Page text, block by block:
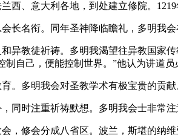
西、意大利各地，到处建立修院。1219
长名衔。同年圣神降临瞻礼，多明我
异教徒祈祷。多明我渴望往异教国家
自己，便能控制世界。”他认为讲道
。多明我会对圣教学术有极宝贵的贡献
同时注重祈祷默想。多明我会士非
，修会分成八省区。波兰，斯堪的纳